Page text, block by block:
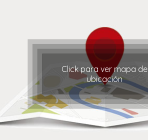
Click para ver mapa de
ubicación